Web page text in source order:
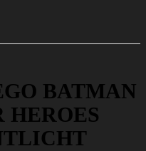
BATMAN
HEROES